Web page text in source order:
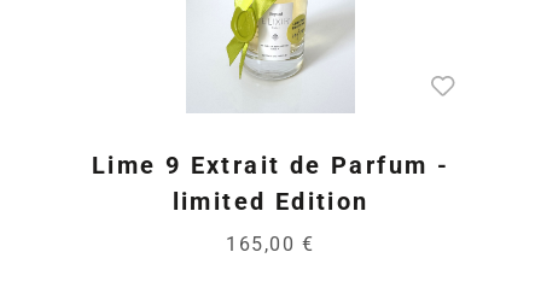
Lime 9 Extrait de Parfum -
limited Edition
165,00 €